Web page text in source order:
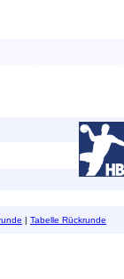
| Tabelle Rückrunde